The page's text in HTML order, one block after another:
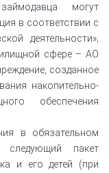
могут
в соответствии с
деятельности»;
сфере – АО
созданное
накопительно-
обеспечения
в обязательном
следующий пакет
и его детей (при